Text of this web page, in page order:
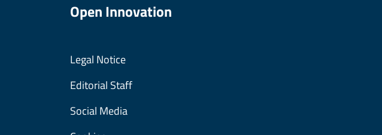
Open Innovation
Legal Notice
Editorial Staff
Social Media